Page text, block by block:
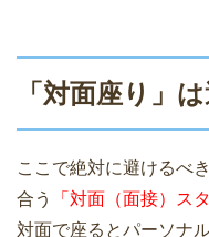
「対面座り」
ここで絶対に避けるべ
合う
「対面（面接）ス
対面で座るとパーソナ